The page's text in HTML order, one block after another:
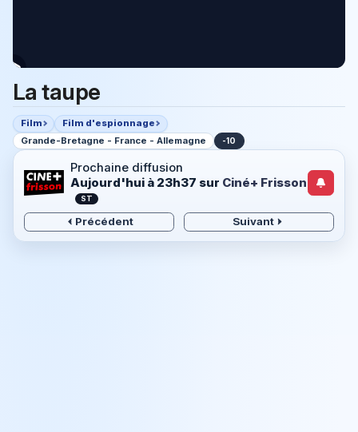
La taupe
Film
Film d'espionnage
Grande-Bretagne - France - Allemagne
-10
Prochaine diffusion
Aujourd'hui à 23h37 sur Ciné+ Frisson
ST
Précédent Suivant